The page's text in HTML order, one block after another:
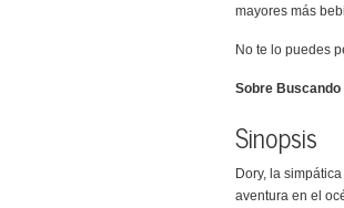
mayores más
No te lo puedes
Sobre Buscando
Sinopsis
Dory, la
aventura en el